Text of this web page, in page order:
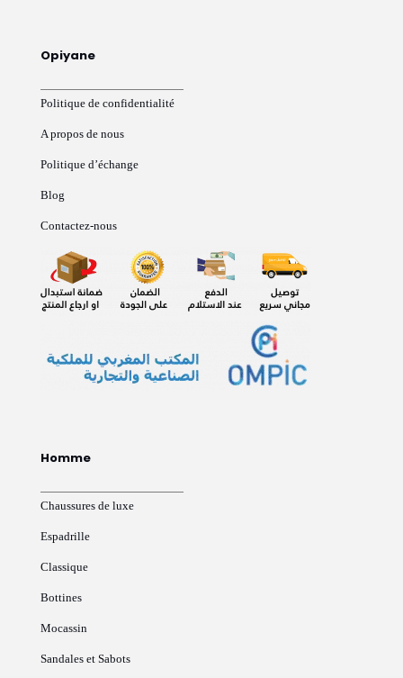
Opiyane
Politique de confidentialité
A propos de nous
Politique d’échange
Blog
Contactez-nous
Homme
Chaussures de luxe
Espadrille
Classique
Bottines
Mocassin
Sandales et Sabots